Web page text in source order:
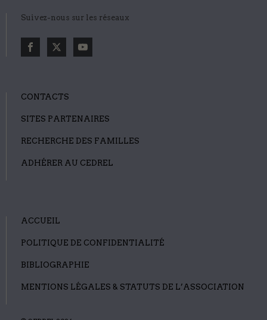
Suivez-nous sur les réseaux
CONTACTS
SITES PARTENAIRES
RECHERCHE DES FAMILLES
ADHÉRER AU CEDREL
ACCUEIL
POLITIQUE DE CONFIDENTIALITÉ
BIBLIOGRAPHIE
MENTIONS LÉGALES & STATUTS DE L’ASSOCIATION